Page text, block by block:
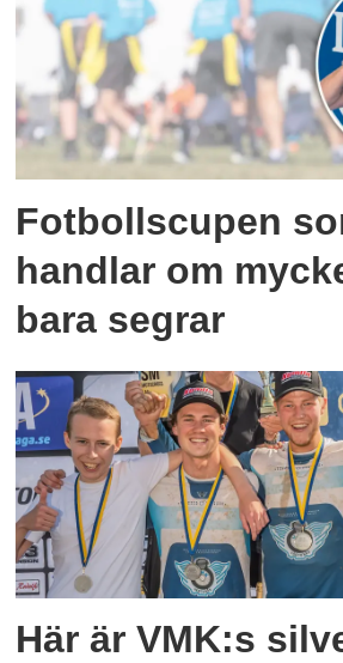
Fotbollscupen
handlar om
bara segrar
Här är VMK:s